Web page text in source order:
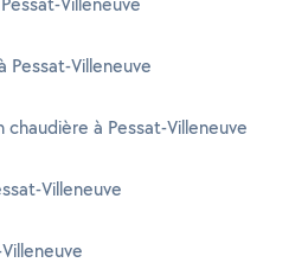
Pessat-Villeneuve
à Pessat-Villeneuve
Villeneuve